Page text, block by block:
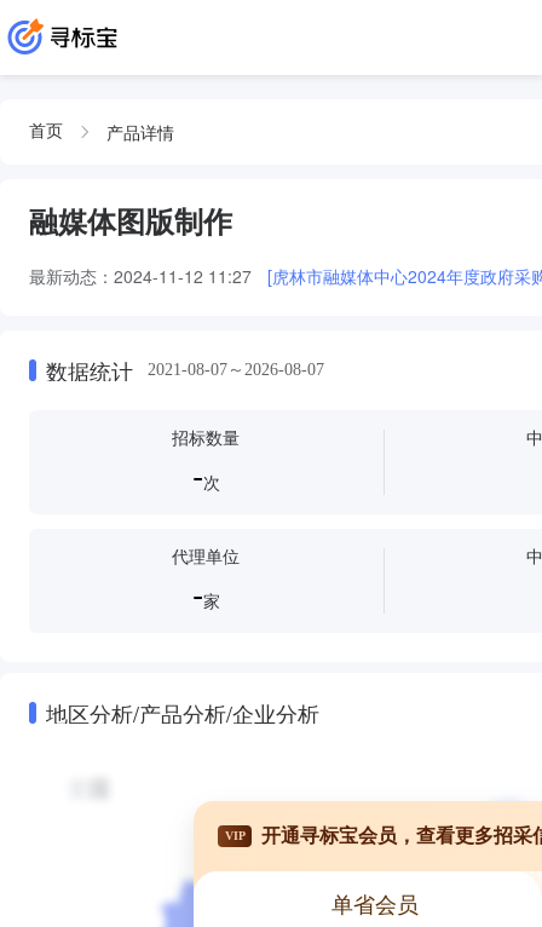
首页 产品详情
融媒体图版制作
最新动态： 2024-11-12 11:27 [虎林市融媒体中心2024年度政府采
数据统计 2021-08-07～2026-08-07
招标数量
-次
代理单位
-家
地区分析/产品分析/企业分析
VIP 开通寻标宝会员，查看更多招采
单省会员